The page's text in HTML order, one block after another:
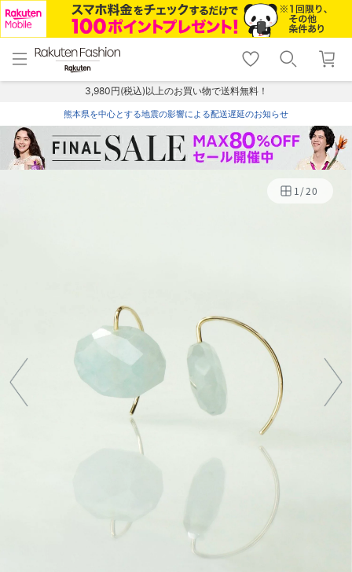
menu home
トップ
shopping_cart lock_outline
ログイン
3,980円(税込)以上のお買い物で送料無料！
熊本県を中心とする地震の影響による配送遅延のお知らせ
1/20